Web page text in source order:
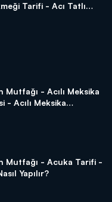
Tarifi - Acı Tatlı
Mutfağı - Acılı Meksika
- Acılı Meksika
Mutfağı - Acuka Tarifi -
Yapılır?